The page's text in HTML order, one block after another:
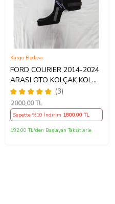
FORD COURIER 2014-2024
ARASI OTO KOLÇAK KOL
DAYAMA GRİ KAPAK
KOLÇAK GEÇME AYAK
DELME YOK ARACA ÖZEL
MODEL BAZLI ORİJİNAL
AA+1.KALİTE
(3)
Kargo Bedava
2000,00 TL
Sepette %10 İndirim 1800,00 TL
192,00 TL'den Başlayan Taksitlerle